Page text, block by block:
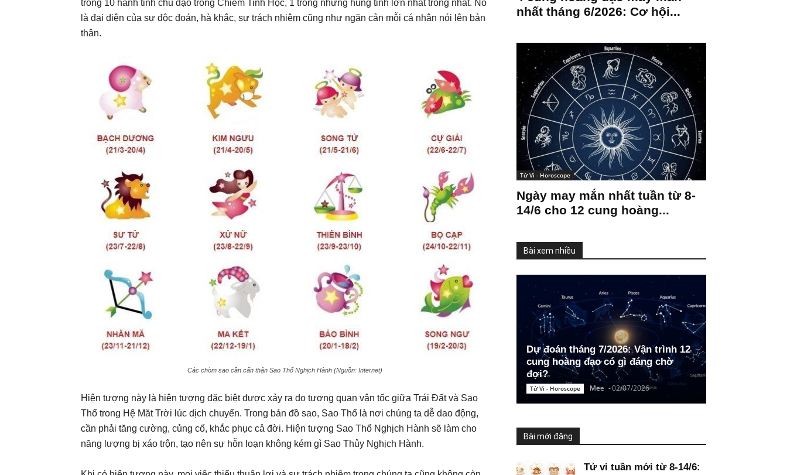
trong 10 hành tinh chủ đạo trong Chiêm Tinh Học, 1 trong những hung tinh lớn nhất trong nhất. Nó
là đại diện của sự độc đoán, hà khắc, sự trách nhiệm cũng như ngăn cản mỗi cá nhân nói lên bản
thân.
Các chòm sao cần cẩn thận Sao Thổ Nghịch Hành (Nguồn: Internet)
Hiện tượng này là hiện tượng đặc biệt được xảy ra do tương quan vận tốc giữa Trái Đất và Sao
Thổ trong Hệ Măt Trời lúc dịch chuyển. Trong bản đồ sao, Sao Thổ là nơi chúng ta dễ dao động,
cần phải tăng cường, củng cố, khắc phục cả đời. Hiện tượng Sao Thổ Nghịch Hành sẽ làm cho
năng lượng bị xáo trộn, tạo nên sự hỗn loạn không kém gì Sao Thủy Nghịch Hành.
nhất tháng 6/2026: Cơ hội...
Tử Vi - Horoscope
Ngày may mắn nhất tuần từ 8-
14/6 cho 12 cung hoàng...
Bài xem nhiều
Dự đoán tháng 7/2026: Vận trình 12
cung hoàng đạo có gì đáng chờ
đợi?
Tử Vi - Horoscope Mee -02/07/2026
Bài mới đăng
Tử vi tuần mới từ 8-14/6: